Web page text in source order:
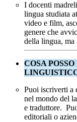
I docenti
lingua studiata
video e film,
genere che
della lingua, ma
COSA
Puoi iscriverti a
nel mondo del
e traduttore.
editoriali o